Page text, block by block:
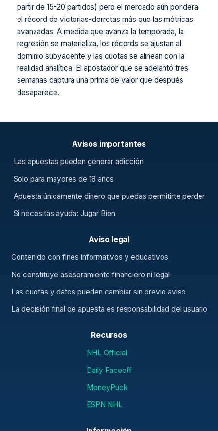
partir de 15-20 partidos) pero el mercado aún pondera
el récord de victorias-derrotas más que las métricas
avanzadas. A medida que avanza la temporada, la
regresión se materializa, los récords se ajustan al
dominio subyacente y las cuotas se alinean con la
realidad analítica. El apostador que se adelantó tres
semanas captura una prima de valor que después
desaparece.
Avisos importantes
Las apuestas pueden generar adicción
Solo para mayores de 18 años
Apuesta únicamente dinero que puedas permitirte perder
Si necesitas ayuda: Jugar Bien
Aviso legal
Contenido con fines informativos y educativos
No constituye asesoramiento financiero ni legal
Las cuotas y datos pueden cambiar sin previo aviso
La decisión final de apuesta es responsabilidad del usuario
Recursos
NHL Official
Daily Faceoff
MoneyPuck
ESPN NHL